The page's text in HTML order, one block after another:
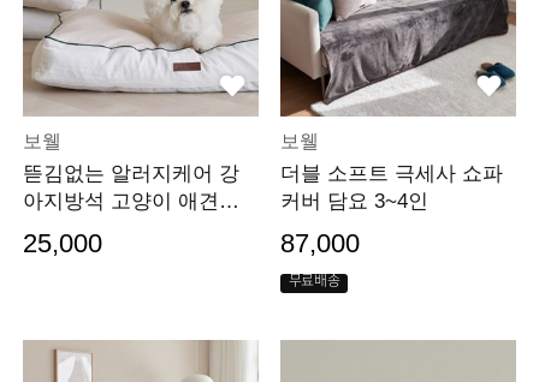
보웰
뜯김없는 알러지케어 강
아지방석 고양이 애견방
25,000
보웰
더블 소프트 극세사 쇼파
커버 담요 3~4인
87,000
무료배송